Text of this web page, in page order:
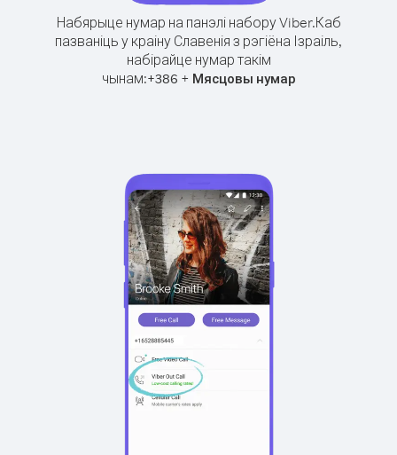
Набярыце нумар на панэлі набору Viber.Каб
пазваніць у краіну Славенія з рэгіёна Ізраіль,
набірайце нумар такім
чынам:+386 + Мясцовы нумар